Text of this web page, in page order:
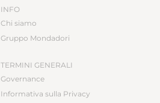
INFO
Chi siamo
Gruppo Mondadori
TERMINI GENERALI
Governance
Informativa sulla Privacy